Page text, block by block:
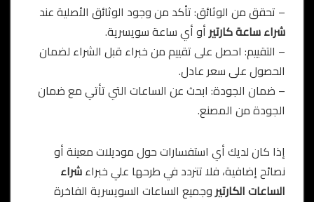
– تحقق من الوثائق: تأكد من وجود الوثائق الأصلية عند
شراء ساعة كارتيرأو أي ساعة سويسرية.
– التقييم: احصل على تقييم من خبراء قبل الشراء لضمان
الحصول على سعر عادل.
– ضمان الجودة: ابحث عن الساعات التي تأتي مع ضمان
الجودة من المصنع.
إذا كان لديك أي استفسارات حول موديلات معينة أو
نصائح إضافية، فلا تتردد في طرحها علي خبراءشراء
الساعات الكارتيروجميع الساعات السويسرية الفاخرة